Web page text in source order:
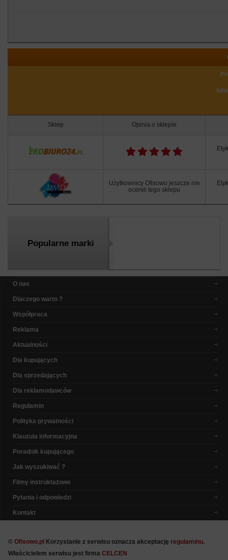
Sklep Opinia o sklepie
Użytkownicy Ofisowo jeszcze nie
ocenili tego sklepu
Popularne marki
O nas
Dlaczego warto ?
Współpraca
Reklama
Aktualności
Dla kupujących
Dla sprzedających
Dla reklamodawców
Regulamin
Polityka prywatności
Klauzula informacyjna
Poradnik kupującego
Jak wyszukiwać ?
Filmy instruktażowe
Pytania i odpowiedzi
Kontakt
© Ofisowo.pl Korzystanie z serwisu oznacza akceptację regulaminu.
Właścicielem serwisu jest firma CELCEN